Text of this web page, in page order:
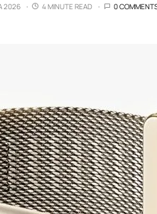
2026 4 MINUTE READ 0